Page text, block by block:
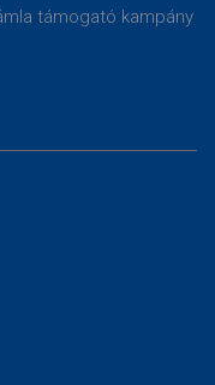
támogató kampány